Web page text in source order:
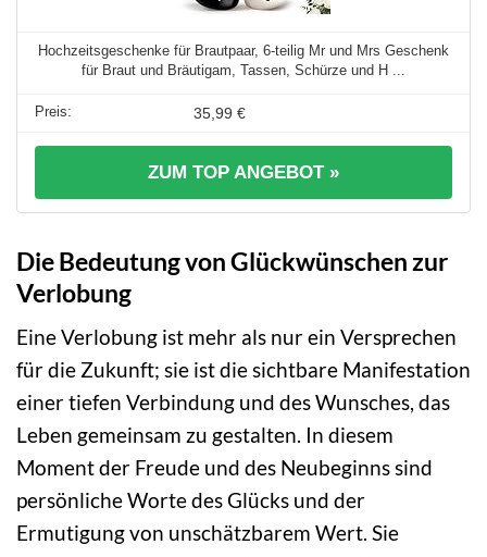
Hochzeitsgeschenke für Brautpaar, 6‑teilig Mr und Mrs Geschenk
für Braut und Bräutigam, Tassen, Schürze und H ...
35,99 €
ZUM TOP ANGEBOT »
Die Bedeutung von Glückwünschen zur
Verlobung
Eine Verlobung ist mehr als nur ein Versprechen
für die Zukunft; sie ist die sichtbare Manifestation
einer tiefen Verbindung und des Wunsches, das
Leben gemeinsam zu gestalten. In diesem
Moment der Freude und des Neubeginns sind
persönliche Worte des Glücks und der
Ermutigung von unschätzbarem Wert. Sie